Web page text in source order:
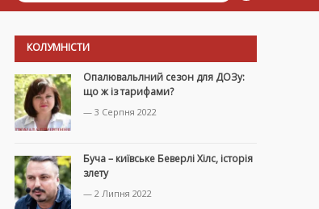
КОЛУМНІСТИ
Опалювальлний сезон для ДОЗу:
що ж із тарифами?
— 3 Серпня 2022
Буча – київське Беверлі Хілс, історія
злету
— 2 Липня 2022